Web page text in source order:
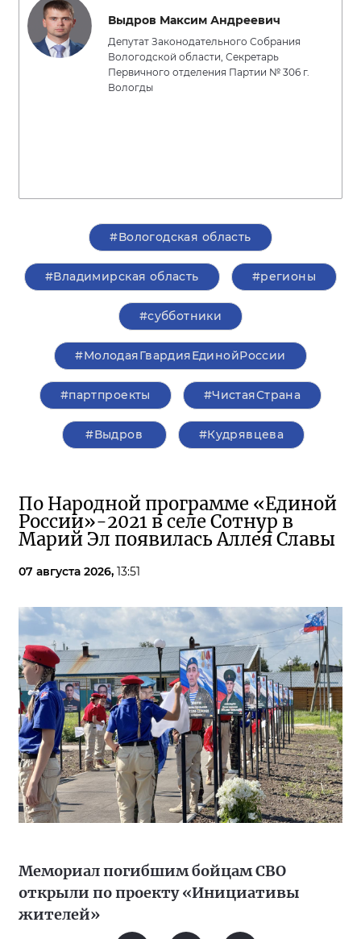
Выдров Максим Андреевич
Депутат Законодательного Собрания
Вологодской области, Секретарь
Первичного отделения Партии № 306 г.
Вологды
#Вологодская область
#Владимирская область #регионы
#субботники
#МолодаяГвардияЕдинойРоссии
#партпроекты #ЧистаяСтрана
#Выдров #Кудрявцева
По Народной программе «Единой
России»-2021 в селе Сотнур в
Марий Эл появилась Аллея Славы
07 августа 2026, 13:51
Мемориал погибшим бойцам СВО
открыли по проекту «Инициативы
жителей»